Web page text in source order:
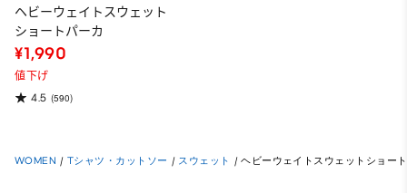
ヘビーウェイトスウェット
ショートパーカ
¥1,990
値下げ
4.5 (590)
WOMEN / Tシャツ・カットソー / スウェット / ヘビーウェイトスウェットショー